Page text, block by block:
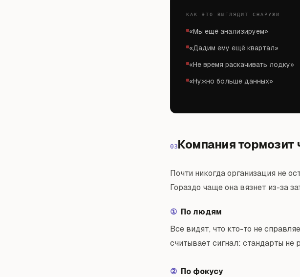
КАК ЭТО ВЫГЛЯДИТ СНАРУЖИ
«Мы ещё анализируем»
«Дадим ему ещё квартал»
«Не время раскачивать лодку»
«Нужно больше данных»
03Компания
Почти никогда организация не
Гораздо чаще она вязнет из-за
① По людям
Все видят, что кто-то не
считывает сигнал: стандарты не
② По фокусу